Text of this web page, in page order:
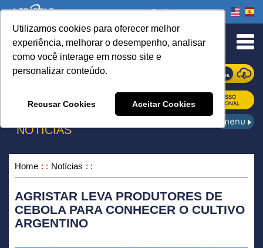
Utilizamos cookies para oferecer melhor
experiência, melhorar o desempenho, analisar
como você interage em nosso site e
personalizar conteúdo.
Recusar Cookies Aceitar Cookies
to Content
Onde comprar
ONDE COMPRAR
NOTÍCIAS
Home Notícias
AGRISTAR LEVA PRODUTORES DE
CEBOLA PARA CONHECER O CULTIVO
ARGENTINO